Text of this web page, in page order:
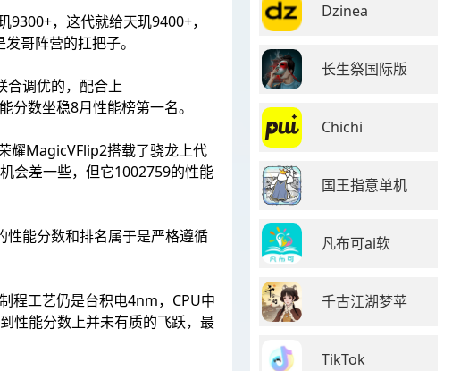
，这代就给天玑9400+，
哥阵营的扛把子。
合调优的，配合上
数坐稳8月性能榜第一名。
耀MagicVFlip2搭载了骁龙上代
会差一些，但它1002759的性能
能分数和排名属于是严格遵循
程工艺仍是台积电4nm，CPU中
性能分数上并未有质的飞跃，最
Dzinea
长生祭国际版
Chichi
国王指意单机
凡布可ai软
千古江湖梦苹
TikTok